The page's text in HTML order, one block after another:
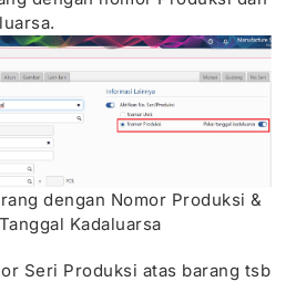
dengan Nomor Produksi &
Tanggal Kadaluarsa
Seri Produksi atas barang tsb